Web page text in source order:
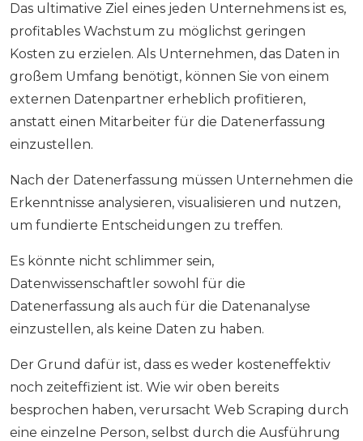
Das ultimative Ziel eines jeden Unternehmens ist es,
profitables Wachstum zu möglichst geringen
Kosten zu erzielen. Als Unternehmen, das Daten in
großem Umfang benötigt, können Sie von einem
externen Datenpartner erheblich profitieren,
anstatt einen Mitarbeiter für die Datenerfassung
einzustellen.
Nach der Datenerfassung müssen Unternehmen die
Erkenntnisse analysieren, visualisieren und nutzen,
um fundierte Entscheidungen zu treffen.
Es könnte nicht schlimmer sein,
Datenwissenschaftler sowohl für die
Datenerfassung als auch für die Datenanalyse
einzustellen, als keine Daten zu haben.
Der Grund dafür ist, dass es weder kosteneffektiv
noch zeiteffizient ist. Wie wir oben bereits
besprochen haben, verursacht Web Scraping durch
eine einzelne Person, selbst durch die Ausführung